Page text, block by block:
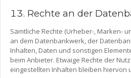
Rechte an der
Sämtliche Rechte (Urheber-, Marken-
an dem Datenbankwerk, der
Inhalten, Daten und sonstigen
beim Anbieter. Etwaige Rechte der
eingestellten Inhalten bleiben hiervon